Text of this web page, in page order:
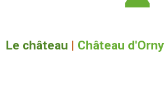
Le château | Château d'Orny